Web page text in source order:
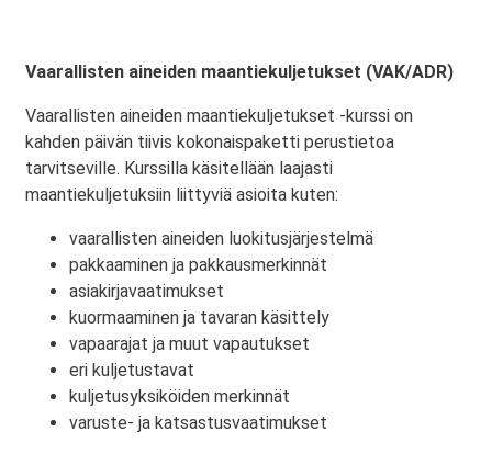
Vaarallisten aineiden maantiekuljetukset (VAK/ADR)
Vaarallisten aineiden maantiekuljetukset -kurssi on
kahden päivän tiivis kokonaispaketti perustietoa
tarvitseville. Kurssilla käsitellään laajasti
maantiekuljetuksiin liittyviä asioita kuten:
vaarallisten aineiden luokitusjärjestelmä
pakkaaminen ja pakkausmerkinnät
asiakirjavaatimukset
kuormaaminen ja tavaran käsittely
vapaarajat ja muut vapautukset
eri kuljetustavat
kuljetusyksiköiden merkinnät
varuste- ja katsastusvaatimukset